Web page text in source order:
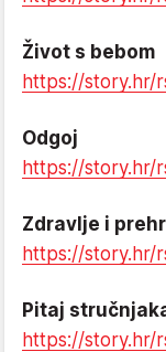
Život s bebom
https://story.hr/
Odgoj
https://story.hr/
Zdravlje i
https://story.hr/
Pitaj
https://story.hr/